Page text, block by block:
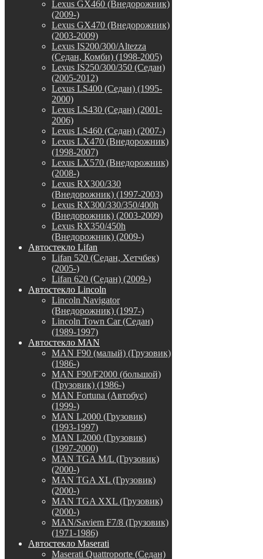
Lexus GX460 (Внедорожник)
(2009-)
Lexus GX470 (Внедорожник)
(2003-2009)
Lexus IS200/300/Altezza
(Седан, Комби) (1998-2005)
Lexus IS250/300/350 (Седан)
(2005-2012)
Lexus LS400 (Седан) (1995-
2000)
Lexus LS430 (Седан) (2001-
2006)
Lexus LS460 (Седан) (2007-)
Lexus LX470 (Внедорожник)
(1998-2007)
Lexus LX570 (Внедорожник)
(2008-)
Lexus RX300/330
(Внедорожник) (1997-2003)
Lexus RX300/330/350/400h
(Внедорожник) (2003-2009)
Lexus RX350/450h
(Внедорожник) (2009-)
Автостекло Lifan
Lifan 520 (Седан, Хетчбек)
(2005-)
Lifan 620 (Седан) (2009-)
Автостекло Lincoln
Lincoln Navigator
(Внедорожник) (1997-)
Lincoln Town Car (Седан)
(1989-1997)
Автостекло MAN
MAN F90 (малый) (Грузовик)
(1986-)
MAN F90/F2000 (большой)
(Грузовик) (1986-)
MAN Fortuna (Автобус)
(1999-)
MAN L2000 (Грузовик)
(1993-1997)
MAN L2000 (Грузовик)
(1997-2000)
MAN TGA M/L (Грузовик)
(2000-)
MAN TGA XL (Грузовик)
(2000-)
MAN TGA XXL (Грузовик)
(2000-)
MAN/Saviem F7/8 (Грузовик)
(1971-1986)
Автостекло Maserati
Maserati Quattroporte (Седан)